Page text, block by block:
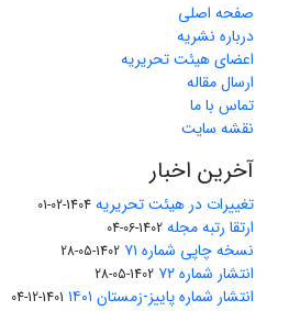
صفحه اصلی
درباره نشریه
اعضای هیئت تحریریه
ارسال مقاله
تماس با ما
نقشه سایت
آخرین اخبار
تغییرات در هیئت تحریریه 1404-02-01
ارتقا رتبه مجله 1402-06-04
نسخه چاپی شماره ۷۱ 1402-05-28
انتشار شماره ۷۲ 1402-05-28
انتشار شماره پاییز-زمستان ۱۴۰۱ 1401-12-04